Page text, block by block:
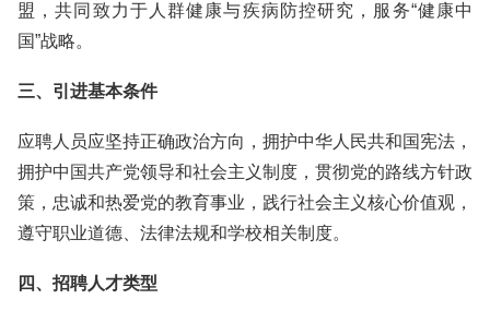
盟，共同致力于人群健康与疾病防控研究，服务“健康中
国”战略。
三、引进基本条件
应聘人员应坚持正确政治方向，拥护中华人民共和国宪法，
拥护中国共产党领导和社会主义制度，贯彻党的路线方针政
策，忠诚和热爱党的教育事业，践行社会主义核心价值观，
遵守职业道德、法律法规和学校相关制度。
四、招聘人才类型